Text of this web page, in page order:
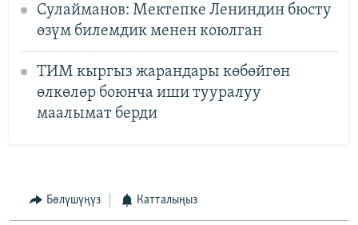
Сулайманов: Мектепке Лениндин бюсту
өзүм билемдик менен коюлган
ТИМ кыргыз жарандары көбөйгөн
өлкөлөр боюнча иши тууралуу
маалымат берди
Бөлүшүңүз Катталыңыз